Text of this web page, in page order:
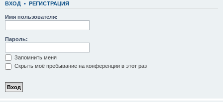
ВХОД • РЕГИСТРАЦИЯ
Имя пользователя:
Пароль:
Запомнить меня
Скрыть моё пребывание на конференции в этот раз